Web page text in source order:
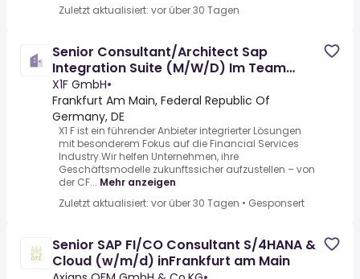
Zuletzt aktualisiert: vor über 30 Tagen
Senior Consultant/Architect Sap
Integration Suite (M/W/D) Im Team
Technology Consulting
X1F GmbH•
Frankfurt Am Main, Federal Republic Of
Germany, DE
X1 F ist ein führender Anbieter integrierter Lösungen
mit besonderem Fokus auf die Financial Services
Industry.Wir helfen Unternehmen, ihre
Geschäftsmodelle zukunftssicher aufzustellen – von
der CF... Mehr anzeigen
Zuletzt aktualisiert: vor über 30 Tagen • Gesponsert
Senior SAP FI/CO Consultant S/4HANA &
Cloud (w/m/d) inFrankfurt am Main